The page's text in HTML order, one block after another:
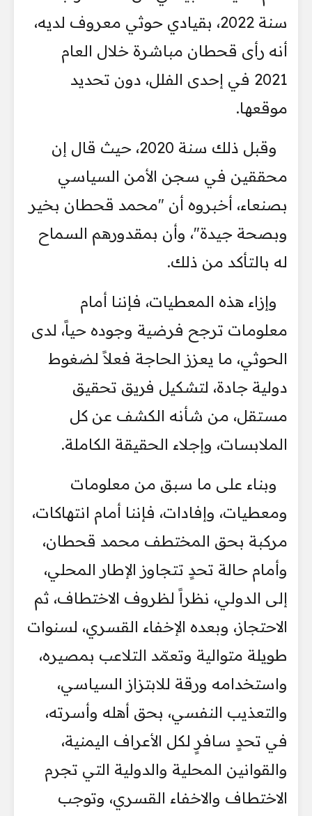
سنة 2022، بقيادي حوثي معروف لديه،
أنه رأى قحطان مباشرة خلال العام
2021 في إحدى الفلل، دون تحديد
موقعها.
وقبل ذلك سنة 2020، حيث قال إن
محققين في سجن الأمن السياسي
بصنعاء، أخبروه أن "محمد قحطان بخير
وبصحة جيدة"، وأن بمقدورهم السماح
له بالتأكد من ذلك.
وإزاء هذه المعطيات، فإننا أمام
معلومات ترجح فرضية وجوده حياً، لدى
الحوثي، ما يعزز الحاجة فعلاً لضغوط
دولية جادة، لتشكيل فريق تحقيق
مستقل، من شأنه الكشف عن كل
الملابسات، وإجلاء الحقيقة الكاملة.
وبناء على ما سبق من معلومات
ومعطيات، وإفادات، فإننا أمام انتهاكات،
مركبة بحق المختطف محمد قحطان،
وأمام حالة تحدٍ تتجاوز الإطار المحلي،
إلى الدولي، نظراً لظروف الاختطاف، ثم
الاحتجاز، وبعده الإخفاء القسري، لسنوات
طويلة متوالية وتعمّد التلاعب بمصيره،
واستخدامه ورقة للابتزاز السياسي،
والتعذيب النفسي، بحق أهله وأسرته،
في تحدٍ سافرٍ لكل الأعراف اليمنية،
والقوانين المحلية والدولية التي تجرم
الاختطاف والاخفاء القسري، وتوجب